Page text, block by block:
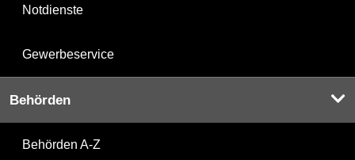
Notdienste
Gewerbeservice
Behörden
Behörden A-Z